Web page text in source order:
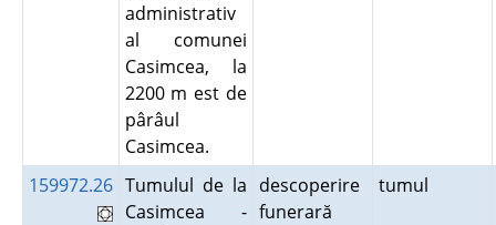
administrativ
al comunei
Casimcea, la
2200 m est de
pârâul
Casimcea.
159972.26 Tumulul de la
Casimcea -
descoperire
funerară
tumul